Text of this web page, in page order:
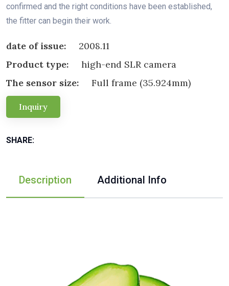
confirmed and the right conditions have been established,
the fitter can begin their work.
date of issue:
2008.11
Product type:
high-end SLR camera
The sensor size:
Full frame (35.924mm)
Inquiry
SHARE:
Description Additional Info